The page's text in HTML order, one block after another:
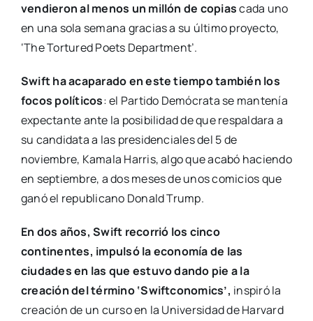
vendieron al menos un millón de copiascada uno
en una sola semana gracias a su último proyecto,
‘The Tortured Poets Department’.
Swift ha acaparado en este tiempo también los
focos políticos: el Partido Demócrata se mantenía
expectante ante la posibilidad de que respaldara a
su candidata a las presidenciales del 5 de
noviembre, Kamala Harris, algo que acabó haciendo
en septiembre, a dos meses de unos comicios que
ganó el republicano Donald Trump.
En dos años, Swift recorrió los cinco
continentes, impulsó la economía de las
ciudades en las que estuvo dando pie a la
creación del término ‘Swiftconomics’, inspiró la
creación de un curso en la Universidad de Harvard